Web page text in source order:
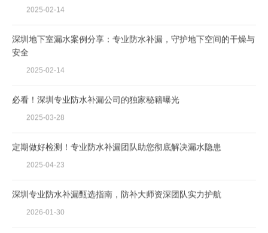
2025-02-14
深圳地下室漏水案例分享：专业防水补漏，守护地下空间的干燥与
安全
2025-02-14
必看！深圳专业防水补漏公司的独家秘籍曝光
2025-03-28
定期做好检测！专业防水补漏团队助您彻底解决漏水隐患
2025-04-23
深圳专业防水补漏甄选指南，防补大师资深团队实力护航
2026-01-30